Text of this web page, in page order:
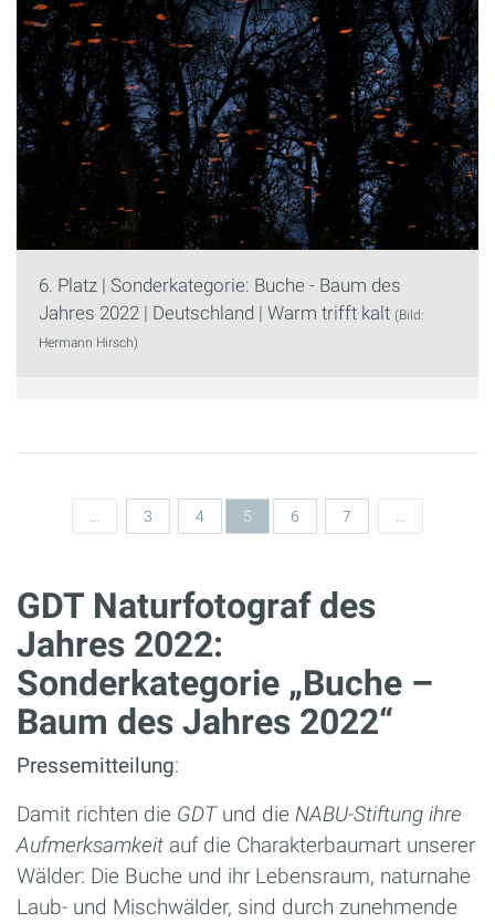
6. Platz | Sonderkategorie: Buche - Baum des
Jahres 2022 | Deutschland | Warm trifft kalt (Bild:
Hermann Hirsch)
Seiten
3 4 5 6 7
GDT Naturfotograf des
Jahres 2022:
Sonderkategorie „Buche –
Baum des Jahres 2022“
Pressemitteilung:
Damit richten die GDTund die NABU-Stiftung ihre
Aufmerksamkeit auf die Charakterbaumart unserer
Wälder: Die Buche und ihr Lebensraum, naturnahe
Laub- und Mischwälder, sind durch zunehmende